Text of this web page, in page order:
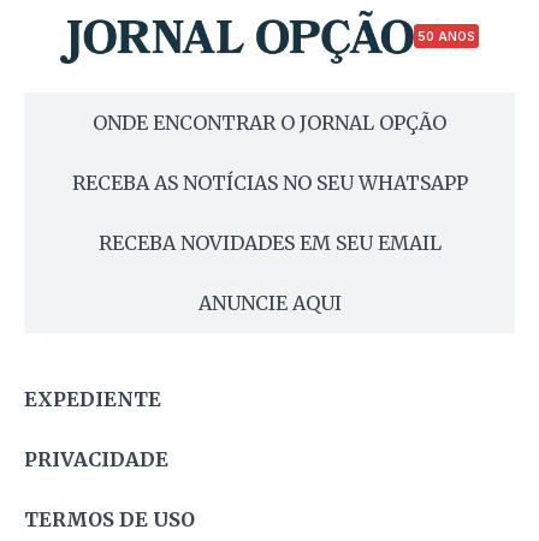
50 ANOS
ONDE ENCONTRAR O JORNAL OPÇÃO
RECEBA AS NOTÍCIAS NO SEU WHATSAPP
RECEBA NOVIDADES EM SEU EMAIL
ANUNCIE AQUI
EXPEDIENTE
PRIVACIDADE
TERMOS DE USO